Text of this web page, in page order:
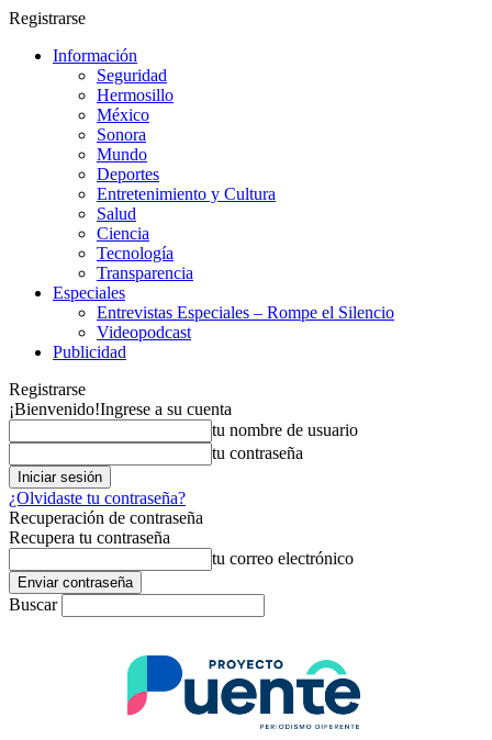
Registrarse
Información
Seguridad
Hermosillo
México
Sonora
Mundo
Deportes
Entretenimiento y Cultura
Salud
Ciencia
Tecnología
Transparencia
Especiales
Entrevistas Especiales – Rompe el Silencio
Videopodcast
Publicidad
Registrarse
¡Bienvenido!Ingrese a su cuenta
tu nombre de usuario
tu contraseña
¿Olvidaste tu contraseña?
Recuperación de contraseña
Recupera tu contraseña
tu correo electrónico
Buscar